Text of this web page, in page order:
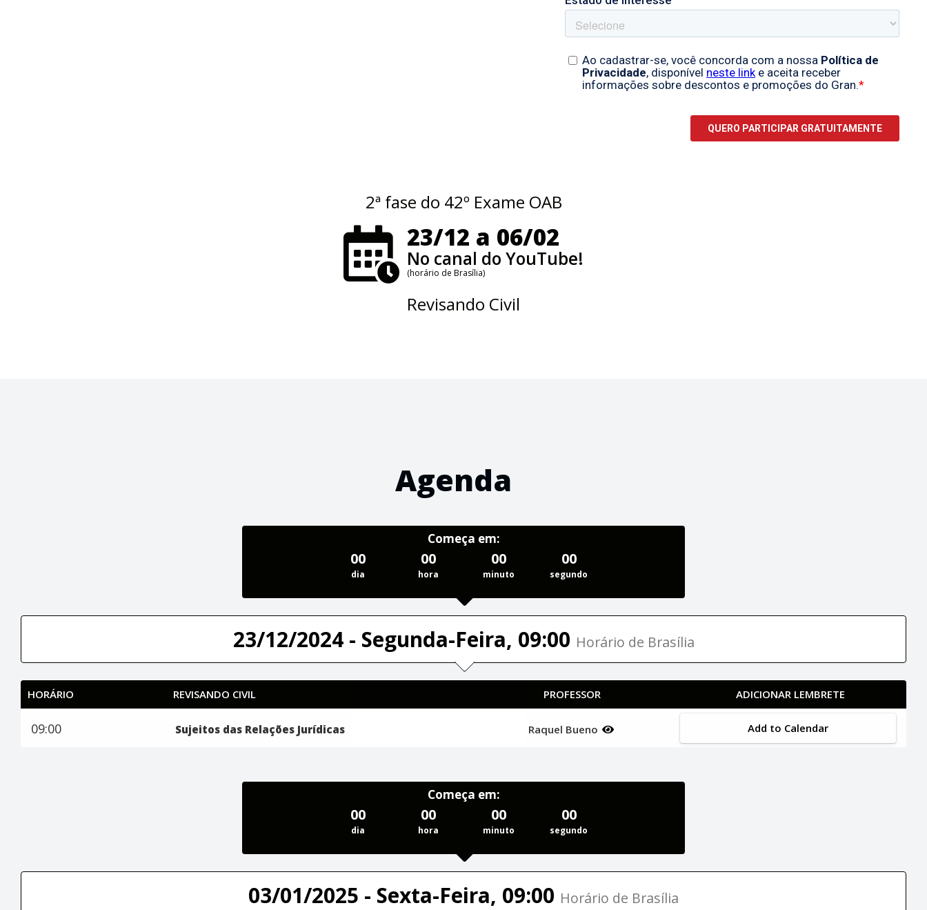
2ª fase do 42º Exame OAB
23/12 a 06/02
No canal do YouTube!
(horário de Brasília)
Revisando Civil
Agenda
Começa em:
00
dia
00
hora
00
minuto
00
segundo
23/12/2024 - Segunda-Feira, 09:00 Horário de Brasília
HORÁRIO REVISANDO CIVIL PROFESSOR ADICIONAR LEMBRETE
09:00 Sujeitos das Relações Jurídicas Raquel Bueno Add to Calendar
Começa em:
00
dia
00
hora
00
minuto
00
segundo
03/01/2025 - Sexta-Feira, 09:00 Horário de Brasília